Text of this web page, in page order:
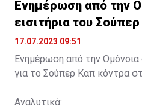
Ενημέρωση από την
εισιτήρια του
17.07.2023 09:51
Ενημέρωση από την Ομόνοια
για το Σούπερ Καπ κόντρα
Αναλυτικά: